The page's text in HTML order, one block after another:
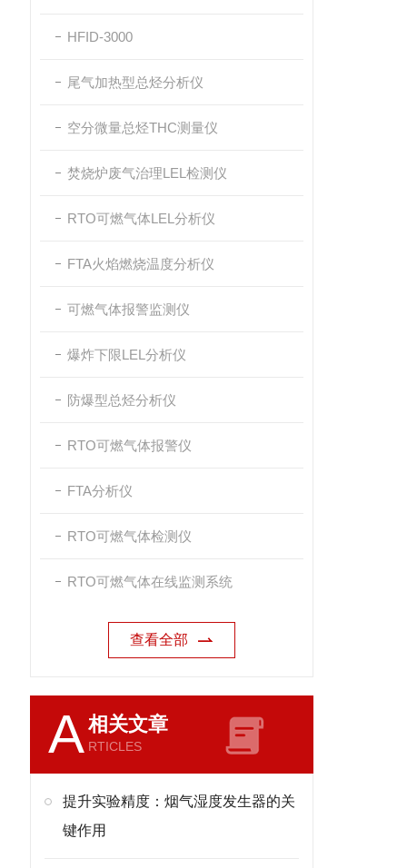
HFID-3000
尾气加热型总烃分析仪
空分微量总烃THC测量仪
焚烧炉废气治理LEL检测仪
RTO可燃气体LEL分析仪
FTA火焰燃烧温度分析仪
可燃气体报警监测仪
爆炸下限LEL分析仪
防爆型总烃分析仪
RTO可燃气体报警仪
FTA分析仪
RTO可燃气体检测仪
RTO可燃气体在线监测系统
查看全部
A相关文章
RTICLES
提升实验精度：烟气湿度发生器的关
键作用